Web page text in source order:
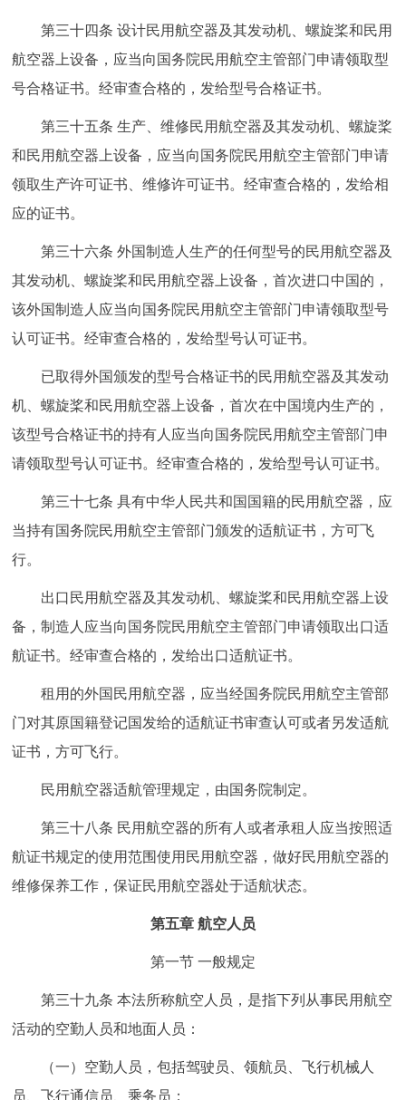
第三十四条 设计民用航空器及其发动机、螺旋桨和民用
航空器上设备，应当向国务院民用航空主管部门申请领取型
号合格证书。经审查合格的，发给型号合格证书。
第三十五条 生产、维修民用航空器及其发动机、螺旋桨
和民用航空器上设备，应当向国务院民用航空主管部门申请
领取生产许可证书、维修许可证书。经审查合格的，发给相
应的证书。
第三十六条 外国制造人生产的任何型号的民用航空器及
其发动机、螺旋桨和民用航空器上设备，首次进口中国的，
该外国制造人应当向国务院民用航空主管部门申请领取型号
认可证书。经审查合格的，发给型号认可证书。
已取得外国颁发的型号合格证书的民用航空器及其发动
机、螺旋桨和民用航空器上设备，首次在中国境内生产的，
该型号合格证书的持有人应当向国务院民用航空主管部门申
请领取型号认可证书。经审查合格的，发给型号认可证书。
第三十七条 具有中华人民共和国国籍的民用航空器，应
当持有国务院民用航空主管部门颁发的适航证书，方可飞
行。
出口民用航空器及其发动机、螺旋桨和民用航空器上设
备，制造人应当向国务院民用航空主管部门申请领取出口适
航证书。经审查合格的，发给出口适航证书。
租用的外国民用航空器，应当经国务院民用航空主管部
门对其原国籍登记国发给的适航证书审查认可或者另发适航
证书，方可飞行。
民用航空器适航管理规定，由国务院制定。
第三十八条 民用航空器的所有人或者承租人应当按照适
航证书规定的使用范围使用民用航空器，做好民用航空器的
维修保养工作，保证民用航空器处于适航状态。
第五章 航空人员
第一节 一般规定
第三十九条 本法所称航空人员，是指下列从事民用航空
活动的空勤人员和地面人员：
（一）空勤人员，包括驾驶员、领航员、飞行机械人
员、飞行通信员、乘务员；